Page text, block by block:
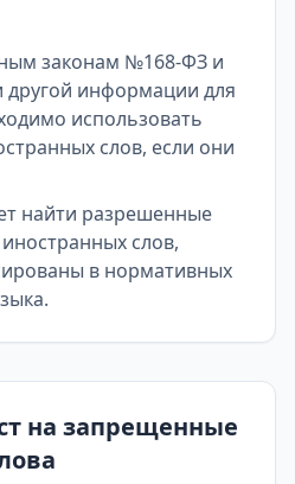
законам №168-ФЗ и
информации для
использовать
слов, если они
найти разрешенные
слов,
в нормативных
на запрещенные